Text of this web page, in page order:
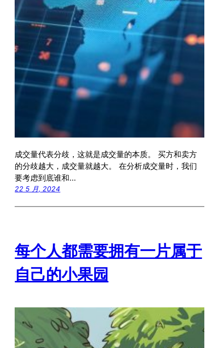
成交量代表分歧，这就是成交量的本质。 买方和卖方
的分歧越大，成交量就越大。 在分析成交量时，我们
要考虑到底谁和…
22 5 月, 2024
每个人都需要拥有一片属于
自己的小果园